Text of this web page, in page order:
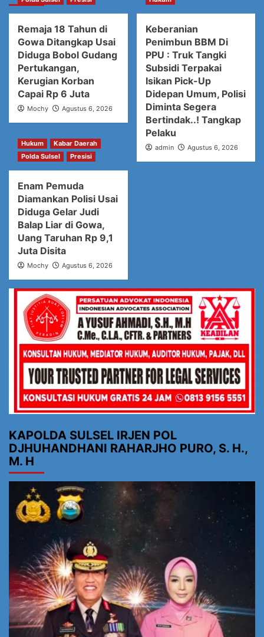
Remaja 18 Tahun di
Gowa Ditangkap Usai
Diduga Bobol Gudang
Pertukangan,
Kerugian Korban
Capai Rp 6 Juta
Mochy Agustus 6, 2026
Keberanian
Penimbun BBM Di
PPU : Truk Tangki
Subsidi Terpakai
Isikan Pick-Up
Didepan Umum, Polisi
Diminta Segera
Bertindak..! Tangkap
Pelaku
admin Agustus 6, 2026
Hukum
Kabar Daerah
Polda Sulsel
Presisi
Enam Pemuda
Diamankan Polisi Usai
Diduga Gelar Judi
Balap Liar di Gowa,
Uang Taruhan Rp 9,1
Juta Disita
Mochy Agustus 6, 2026
KAPOLDA SULSEL IRJEN POL
DJHUHANDHANI RAHARJHO PURO, S. H.,
M. H